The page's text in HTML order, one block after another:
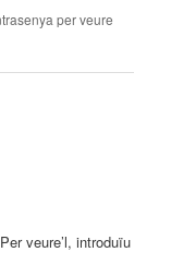
per veure
veure’l, introduïu